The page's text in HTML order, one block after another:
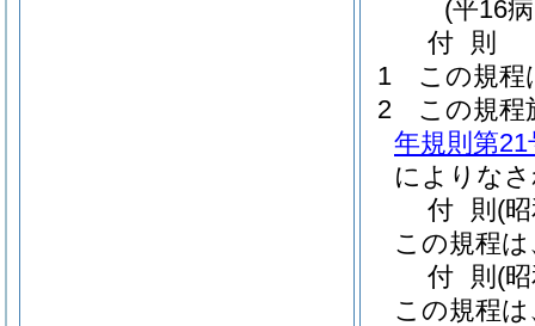
(平16
付 則
1
この規程
2
この規程
年規則第21
によりな
付 則 (
この規程
付 則 (
この規程